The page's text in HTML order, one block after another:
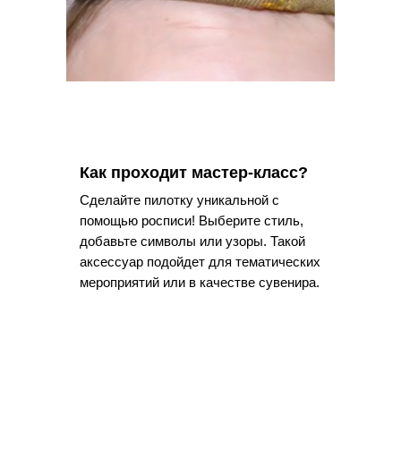
Как проходит мастер-класс?
Сделайте пилотку уникальной с
помощью росписи! Выберите стиль,
добавьте символы или узоры. Такой
аксессуар подойдет для тематических
мероприятий или в качестве сувенира.